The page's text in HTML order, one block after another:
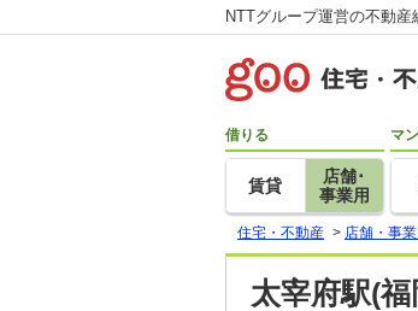
NTTグループ運営の不動
借りる
賃貸
店舗･
事業用
マ
住宅・不動産 > 店舗・事業
太宰府駅(